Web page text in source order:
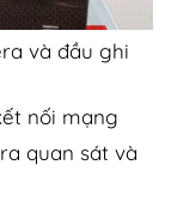
và đầu ghi
nối mạng
quan sát và